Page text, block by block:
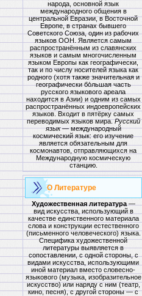
народа, основной язык
международного общения в
центральной Евразии, в Восточной
Европе, в странах бывшего
Советского Союза, один из рабочих
языков ООН. Является самым
распространённым из славянских
языков и самым многочисленным
языком Европы как географически,
так и по числу носителей языка как
родного (хотя также значительная и
географически бо́льшая часть
русского языкового ареала
находится в Азии) и одним из самых
распространённых индоевропейских
языков. Входит в пятёрку самых
переводимых языков мира.Русский
язык— международный
космический язык: его изучение
является обязательным для
космонавтов, отправляющихся на
Международную космическую
станцию.
О Литературе
Художественная литература—
вид искусства, использующий в
качестве единственного материала
слова и конструкции естественного
(письменного человеческого) языка.
Специфика художественной
литературы выявляется в
сопоставлении, с одной стороны, с
видами искусства, использующими
иной материал вместо словесно-
языкового (музыка, изобразительное
искусство) или наряду с ним (театр,
кино, песня), с другой стороны — с